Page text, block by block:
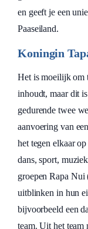
en geeft je een
Paaseiland.
Koningin
Het is moeilijk om
inhoudt, maar dit
gedurende twee
aanvoering van
het tegen elkaar
dans, sport,
groepen Rapa Nui
uitblinken in hun
bijvoorbeeld een
team. Uit het team